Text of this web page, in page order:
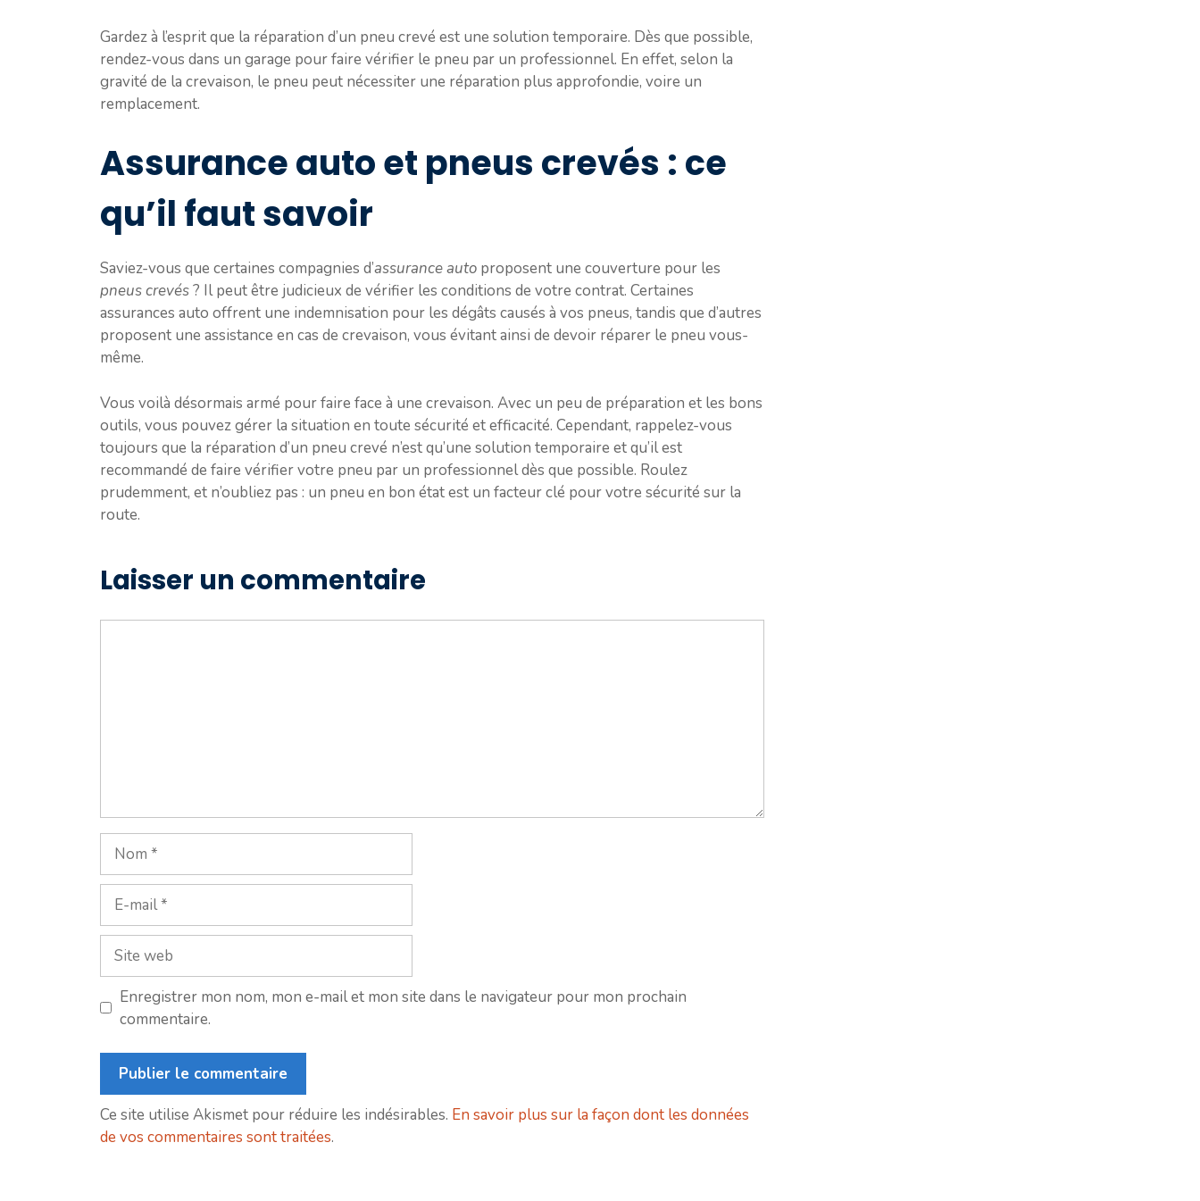
Gardez à l’esprit que la réparation d’un pneu crevé est une solution temporaire. Dès que possible,
rendez-vous dans un garage pour faire vérifier le pneu par un professionnel. En effet, selon la
gravité de la crevaison, le pneu peut nécessiter une réparation plus approfondie, voire un
remplacement.
Assurance auto et pneus crevés : ce
qu’il faut savoir
Saviez-vous que certaines compagnies d’assurance auto proposent une couverture pour les
pneus crevés? Il peut être judicieux de vérifier les conditions de votre contrat. Certaines
assurances auto offrent une indemnisation pour les dégâts causés à vos pneus, tandis que d’autres
proposent une assistance en cas de crevaison, vous évitant ainsi de devoir réparer le pneu vous-
même.
Vous voilà désormais armé pour faire face à une crevaison. Avec un peu de préparation et les bons
outils, vous pouvez gérer la situation en toute sécurité et efficacité. Cependant, rappelez-vous
toujours que la réparation d’un pneu crevé n’est qu’une solution temporaire et qu’il est
recommandé de faire vérifier votre pneu par un professionnel dès que possible. Roulez
prudemment, et n’oubliez pas : un pneu en bon état est un facteur clé pour votre sécurité sur la
route.
Laisser un commentaire
Nom
mail
Site
web
Enregistrer mon nom, mon e-mail et mon site dans le navigateur pour mon prochain
commentaire.
Ce site utilise Akismet pour réduire les indésirables. En savoir plus sur la façon dont les données
de vos commentaires sont traitées.